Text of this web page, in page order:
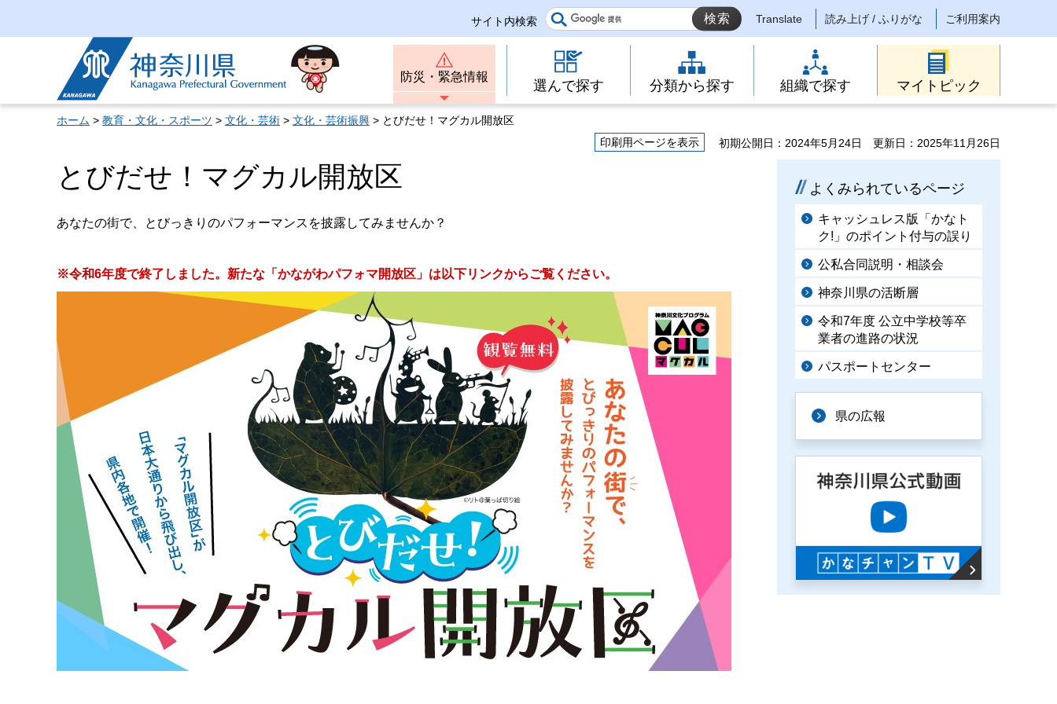
サイト内検索 Translate 読み上げ / ふりがな ご利用案内
神奈川県
防災・緊急情報
選んで探す 分類から探す 組織で探す マイトピック
ホーム > 教育・文化・スポーツ > 文化・芸術 > 文化・芸術振興 > とびだせ！マグカル開放区
印刷用ページを表示
初期公開日：2024年5月24日 更新日：2025年11月26日
とびだせ！マグカル開放区
あなたの街で、とびっきりのパフォーマンスを披露してみませんか？
※令和6年度で終了しました。新たな「かながわパフォマ開放区」は以下リンクからご覧ください。
よくみられているページ
キャッシュレス版「かなト
ク!」のポイント付与の誤り
公私合同説明・相談会
神奈川県の活断層
令和7年度 公立中学校等卒
業者の進路の状況
パスポートセンター
県の広報